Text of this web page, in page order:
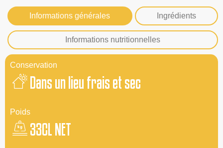
Informations générales Ingrédients
Informations nutritionnelles
Conservation
Dans un lieu frais et sec
Poids
33CL NET